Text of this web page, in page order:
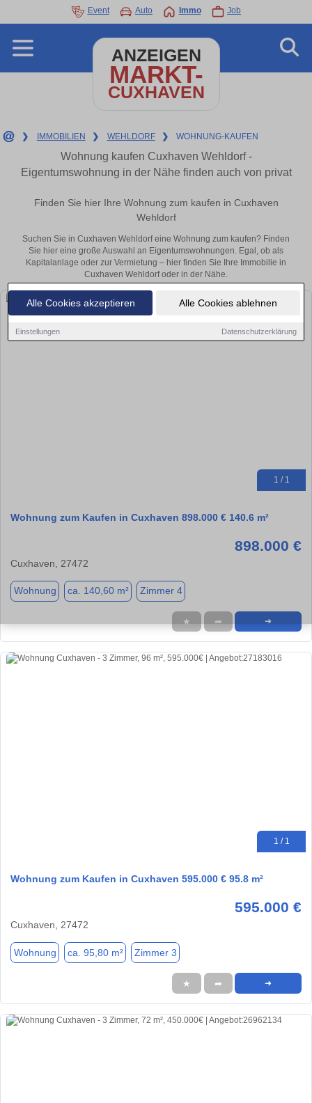
Alle Cookies akzeptieren Alle Cookies ablehnen
Einstellungen Datenschutzerklärung
Event Auto Immo Job
ANZEIGEN
MARKT-
CUXHAVEN
❯ IMMOBILIEN ❯ WEHLDORF ❯ WOHNUNG-KAUFEN
Wohnung kaufen Cuxhaven Wehldorf -
Eigentumswohnung in der Nähe finden auch von privat
Finden Sie hier Ihre Wohnung zum kaufen in Cuxhaven
Wehldorf
Suchen Sie in Cuxhaven Wehldorf eine Wohnung zum kaufen? Finden
Sie hier eine große Auswahl an Eigentumswohnungen. Egal, ob als
Kapitalanlage oder zur Vermietung – hier finden Sie Ihre Immobilie in
Cuxhaven Wehldorf oder in der Nähe.
1 / 1
Wohnung zum Kaufen in Cuxhaven 898.000 € 140.6 m²
898.000 €
Cuxhaven, 27472
Wohnung ca. 140,60 m² Zimmer 4
★ ➦ ➜
1 / 1
Wohnung zum Kaufen in Cuxhaven 595.000 € 95.8 m²
595.000 €
Cuxhaven, 27472
Wohnung ca. 95,80 m² Zimmer 3
★ ➦ ➜